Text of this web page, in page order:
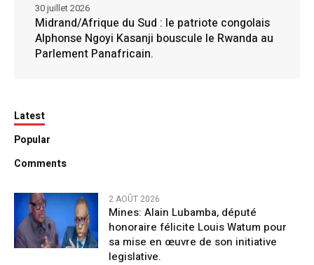
Midrand/Afrique du Sud : le patriote congolais
Alphonse Ngoyi Kasanji bouscule le Rwanda au
Parlement Panafricain.
30 juillet 2026
Latest
Popular
Comments
2 AOÛT 2026
Mines: Alain Lubamba, député
honoraire félicite Louis Watum pour
sa mise en œuvre de son initiative
legislative.